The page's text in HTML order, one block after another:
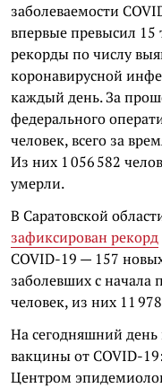
заболеваемости
впервые превысил 15
рекорды по числу
коронавирусной
каждый день. За
федерального
человек, всего за
Из них 1 056 582
умерли.
В Саратовской
зафиксирован рекорд
COVID-19 — 157
заболевших с начала
человек, из них 11
На сегодняшний день
вакцины от COVID-
Центром